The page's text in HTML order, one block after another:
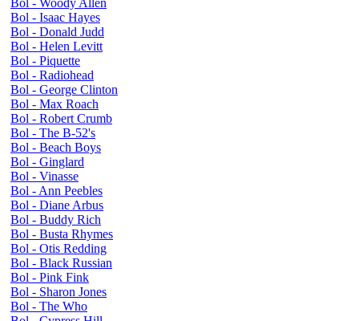
Bol - Isaac Hayes
Bol - Donald Judd
Bol - Helen Levitt
Bol - Piquette
Bol - Radiohead
Bol - George Clinton
Bol - Max Roach
Bol - Robert Crumb
Bol - The B-52's
Bol - Beach Boys
Bol - Ginglard
Bol - Vinasse
Bol - Ann Peebles
Bol - Diane Arbus
Bol - Buddy Rich
Bol - Busta Rhymes
Bol - Otis Redding
Bol - Black Russian
Bol - Pink Fink
Bol - Sharon Jones
Bol - The Who